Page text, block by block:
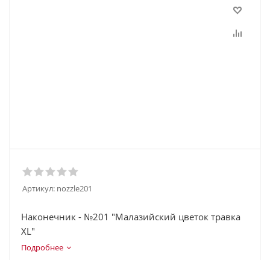
Артикул: nozzle201
Наконечник - №201 "Малазийский цветок травка
XL"
Подробнее